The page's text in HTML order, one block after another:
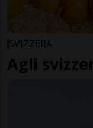
SVIZZERA
Agli